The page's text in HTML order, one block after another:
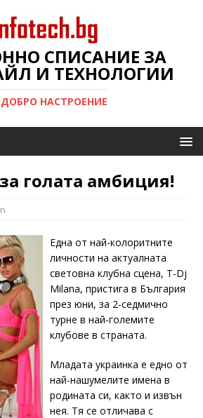
СПИСАНИЕ ЗА
И ТЕХНОЛОГИИ
НАСТРОЕНИЕ
голата амбиция!
Една от най-колоритните
личности на актуалната
световна клубна сцена, Т-Dj
Milana, пристига в България
през юни, за 2-седмично
турне в най-големите
клубове в страната.
Младата украинка е едно от
най-нашумелите имена в
родината си, както и извън
нея. Тя се отличава с